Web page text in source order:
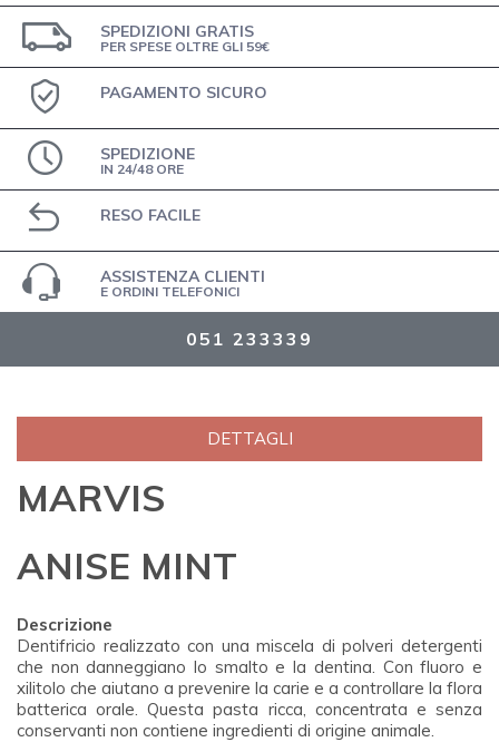
SPEDIZIONI GRATIS
PER SPESE OLTRE GLI 59€
PAGAMENTO SICURO
SPEDIZIONE
IN 24/48 ORE
RESO FACILE
ASSISTENZA CLIENTI
E ORDINI TELEFONICI
051 233339
DETTAGLI
MARVIS
ANISE MINT
Descrizione
Dentifricio realizzato con una miscela di polveri detergenti
che non danneggiano lo smalto e la dentina. Con fluoro e
xilitolo che aiutano a prevenire la carie e a controllare la flora
batterica orale. Questa pasta ricca, concentrata e senza
conservanti non contiene ingredienti di origine animale.